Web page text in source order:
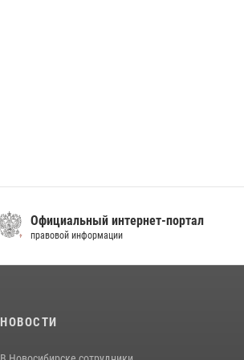
Официальный интернет-портал
правовой информации
НОВОСТИ